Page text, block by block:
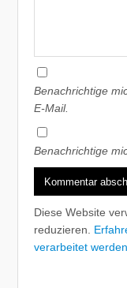
Benachrichtige
E-Mail.
Benachrichtige
Diese Website
reduzieren.
verarbeitet werden.